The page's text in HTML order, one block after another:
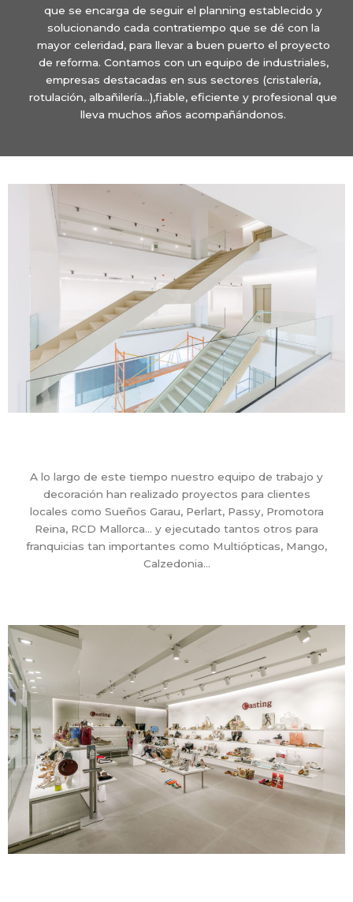
que se encarga de seguir el planning establecido y
solucionando cada contratiempo que se dé con la
mayor celeridad, para llevar a buen puerto el proyecto
de reforma. Contamos con un equipo de industriales,
empresas destacadas en sus sectores (cristalería,
rotulación, albañilería…),fiable, eficiente y profesional que
lleva muchos años acompañándonos.
A lo largo de este tiempo nuestro equipo de trabajo y
decoración han realizado proyectos para clientes
locales como Sueños Garau, Perlart, Passy, Promotora
Reina, RCD Mallorca… y ejecutado tantos otros para
franquicias tan importantes como Multiópticas, Mango,
Calzedonia…